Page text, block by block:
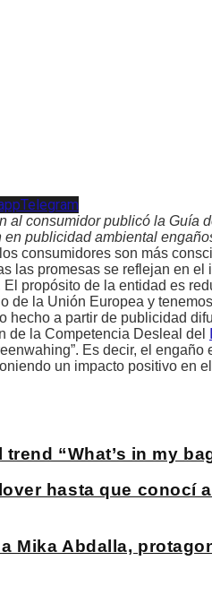
Telegram
al consumidor publicó la Guía
en publicidad ambiental
consumidores son más
las promesas se reflejan en
El propósito de la entidad es
de la Unión Europea y
hecho a partir de publicidad
de la Competencia Desleal del
Es decir, el
un impacto positivo en
“What’s in my
hasta que conocí
Mika Abdalla,